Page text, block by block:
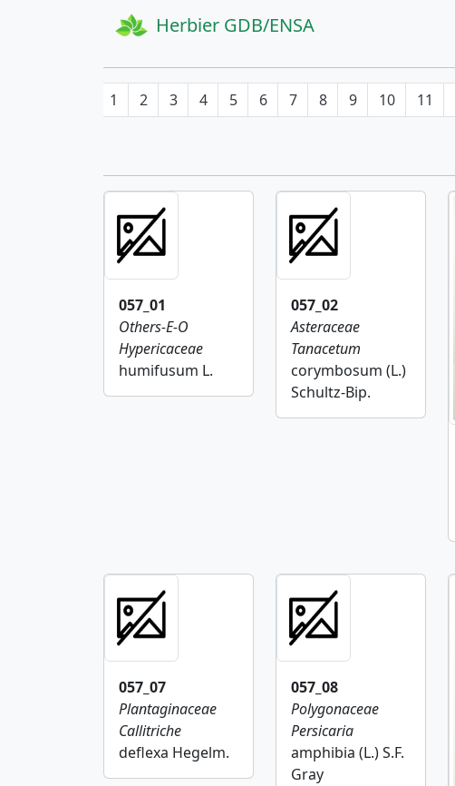
Herbier GDB/ENSA
1 2 3 4 5 6 7 8 9 10 11
057_01
Others-E-O
Hypericaceae
humifusum L.
057_02
Asteraceae
Tanacetum
corymbosum (L.)
Schultz-Bip.
057_07
Plantaginaceae
Callitriche
deflexa Hegelm.
057_08
Polygonaceae
Persicaria
amphibia (L.) S.F.
Gray